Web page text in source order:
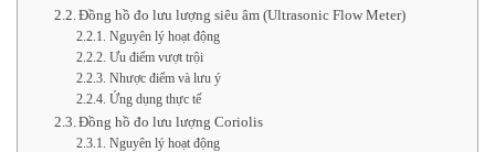
Đồng hồ đo lưu lượng siêu âm (Ultrasonic Flow Meter)
Nguyên lý hoạt động
Ưu điểm vượt trội
Nhược điểm và lưu ý
Ứng dụng thực tế
Đồng hồ đo lưu lượng Coriolis
Nguyên lý hoạt động